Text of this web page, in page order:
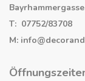
T: 07752/83708
M: